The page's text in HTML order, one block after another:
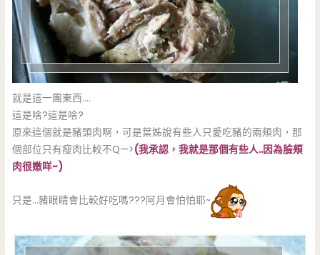
就是這一團東西….
這是啥?這是啥?
原來這個就是豬頭肉啊，可是葉姊說有些人只愛吃豬的兩頰肉，那
個部位只有瘦肉比較不Q—>(我承認，我就是那個有些人..因為臉頰
肉很嫩咩~)
只是…豬眼睛會比較好吃嗎???阿月會怕怕耶~